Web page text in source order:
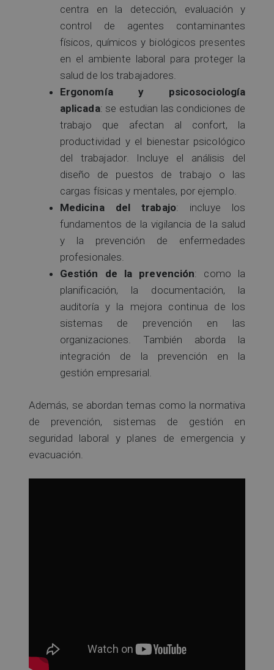
centra en la detección, evaluación y
control de agentes contaminantes
físicos, químicos y biológicos presentes
en el ambiente laboral para proteger la
salud de los trabajadores.
Ergonomía y psicosociología
aplicada: se estudian las condiciones de
trabajo que afectan al confort, la
productividad y el bienestar psicológico
del trabajador. Incluye el análisis del
diseño de puestos de trabajo o las
cargas físicas y mentales, por ejemplo.
Medicina del trabajo: incluye los
fundamentos de la vigilancia de la salud
y la prevención de enfermedades
profesionales.
Gestión de la prevención: como la
planificación, la documentación, la
auditoría y la mejora continua de los
sistemas de prevención en las
organizaciones. También aborda la
integración de la prevención en la
gestión empresarial.
Además, se abordan temas como la normativa
de prevención, sistemas de gestión en
seguridad laboral y planes de emergencia y
evacuación.